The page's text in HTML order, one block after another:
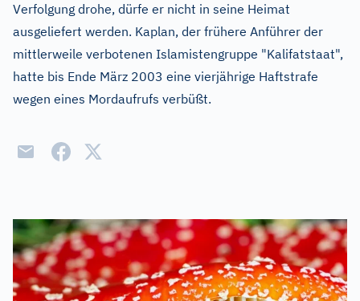
Verfolgung drohe, dürfe er nicht in seine Heimat
ausgeliefert werden. Kaplan, der frühere Anführer der
mittlerweile verbotenen Islamistengruppe "Kalifatstaat",
hatte bis Ende März 2003 eine vierjährige Haftstrafe
wegen eines Mordaufrufs verbüßt.